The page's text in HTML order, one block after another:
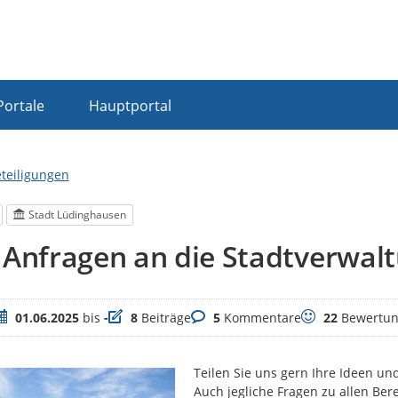
Hauptportal
Stadt Lüdinghausen
an die
01.06.2025bis -Beiträge
8BeiträgeKommentare
5KommentareBewertungen
22
Teilen Sie uns gern Ihre Ideen
Auch jegliche Fragen zu allen